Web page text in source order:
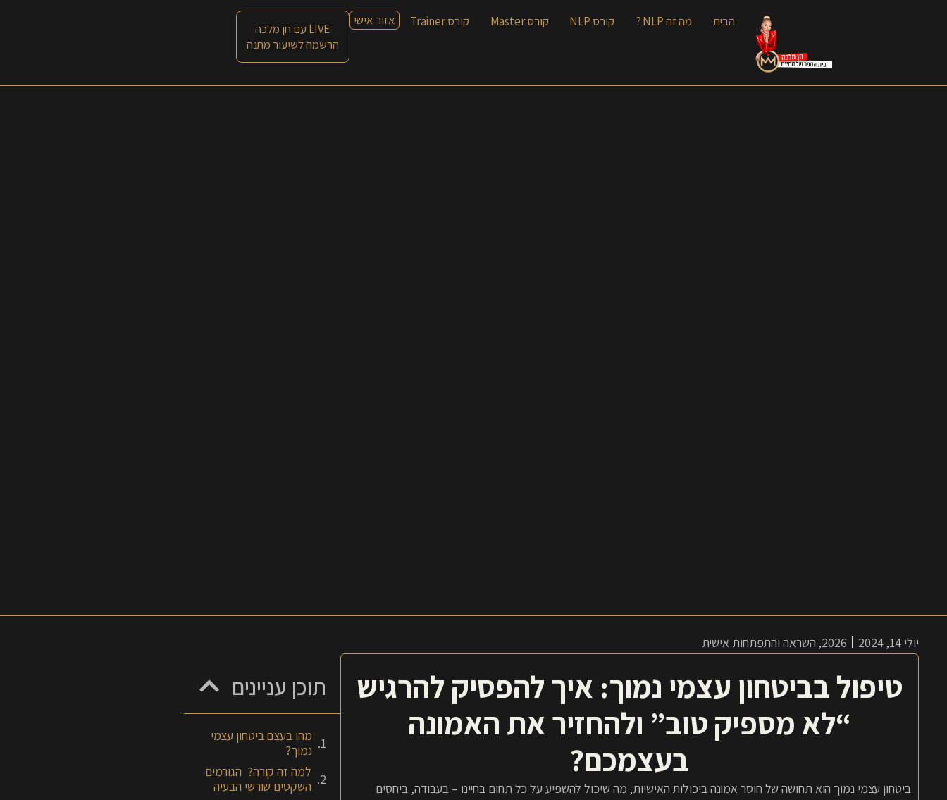
הבית מה זה NLP ? קורס NLP קורס Master קורס Trainer אזור אישי
LIVE עם חן מלכה
הרשמה לשיעור מתנה
יולי 14, 2024 2026
, השראה והתפתחות אישית
טיפול בביטחון עצמי נמוך: איך להפסיק להרגיש
“לא מספיק טוב” ולהחזיר את האמונה
בעצמכם?
ביטחון עצמי נמוך הוא תחושה של חוסר אמונה ביכולות האישיות, מה שיכול להשפיע על כל תחום בחיינו – בעבודה, ביחסים
תוכן עניינים
מהו בעצם ביטחון עצמי
נמוך?
למה זה קורה? הגורמים
השקטים שורשי הבעיה